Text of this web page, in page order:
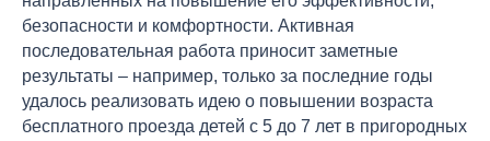
безопасности и комфортности. Активная
последовательная работа приносит заметные
результаты – например, только за последние годы
удалось реализовать идею о повышении возраста
бесплатного проезда детей с 5 до 7 лет в пригородных